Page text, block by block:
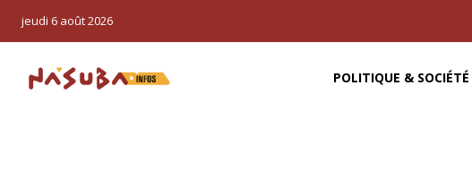
jeudi 6 août 2026
POLITIQUE & SOCIÉTÉ